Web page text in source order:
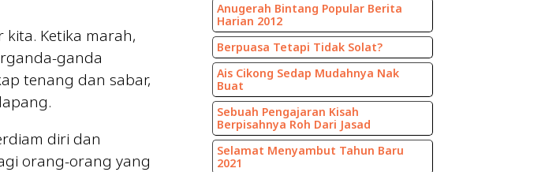
Ketika marah,
ganda
tenang dan sabar,
diri dan
orang-orang yang
Anugerah Bintang Popular Berita
Harian 2012
Berpuasa Tetapi Tidak Solat?
Ais Cikong Sedap Mudahnya Nak
Buat
Sebuah Pengajaran Kisah
Berpisahnya Roh Dari Jasad
Selamat Menyambut Tahun Baru
2021